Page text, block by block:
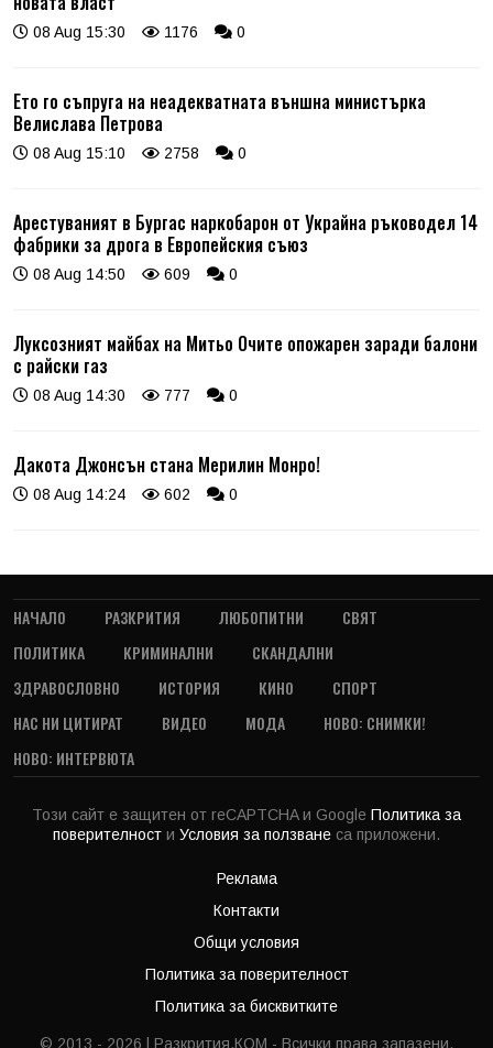
08 Aug 15:30 1176 0
Ето го съпруга на неадекватната външна министърка
Велислава Петрова
08 Aug 15:10 2758 0
Арестуваният в Бургас наркобарон от Украйна ръководел 14
фабрики за дрога в Европейския съюз
08 Aug 14:50 609 0
Луксозният майбах на Митьо Очите опожарен заради балони
с райски газ
08 Aug 14:30 777 0
Дакота Джонсън стана Мерилин Монро!
08 Aug 14:24 602 0
НАЧАЛО РАЗКРИТИЯ ЛЮБОПИТНИ
СВЯТ
ПОЛИТИКА
КРИМИНАЛНИ
СКАНДАЛНИ
ЗДРАВОСЛОВНО
ИСТОРИЯ КИНО
СПОРТ
НАС НИ ЦИТИРАТ
ВИДЕО МОДА
НОВО: СНИМКИ!
НОВО: ИНТЕРВЮТА
Този сайт е защитен от reCAPTCHA и Google Политика за
поверителност и Условия за ползване са приложени.
Реклама
Контакти
Общи условия
Политика за поверителност
Политика за бисквитките
© 2013 - 2026 | Разкрития.КОМ - Всички права запазени.